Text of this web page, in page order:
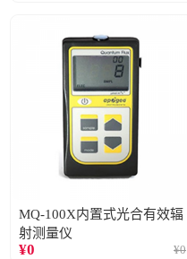
MQ-100X内置式光合有效辐
射测量仪
¥0 ¥0